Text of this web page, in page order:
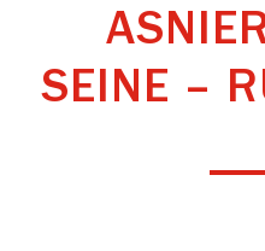
SEINE –